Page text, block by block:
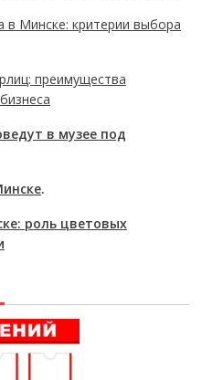
в Минске: критерии выбора
преимущества
в музее под
.
роль цветовых